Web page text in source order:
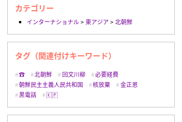
カテゴリー
インターナショナル>東アジア >北朝鮮
タグ（関連付けキーワード）
☎︎ 北朝鮮 回文川柳
必要経費
朝鮮民主主義人民共和国
核放棄
金正恩
黒電話
🇰🇵